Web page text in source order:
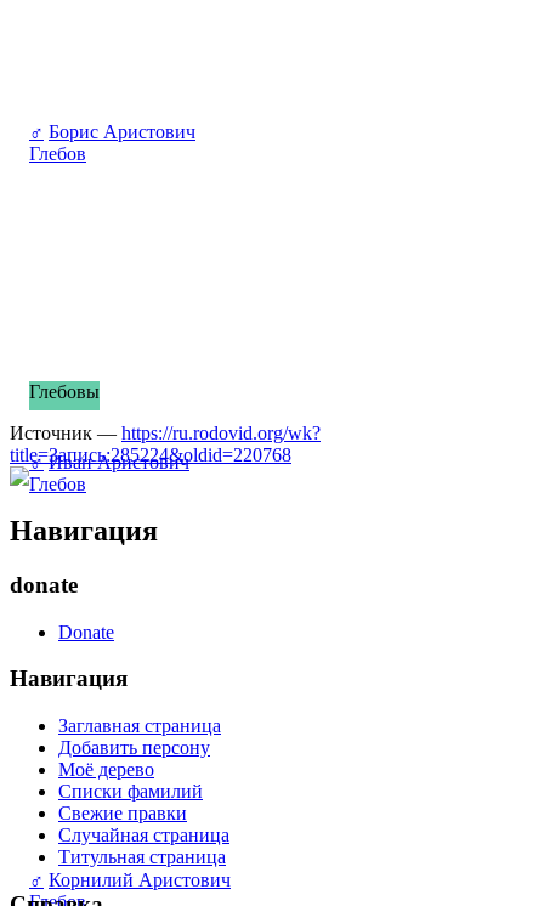
♂ Борис Аристович
Глебов
♂ Иван Аристович
Глебов
♂ Корнилий Аристович
Глебов
Глебовы
Источник — https://ru.rodovid.org/wk?
title=Запись:285224&oldid=220768
Навигация
donate
Donate
Навигация
Заглавная страница
Добавить персону
Моё дерево
Списки фамилий
Свежие правки
Случайная страница
Титульная страница